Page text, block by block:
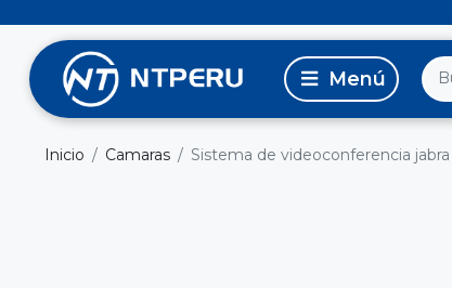
Inicio Camaras Sistema de videoconferencia